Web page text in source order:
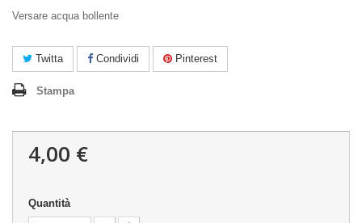
Versare acqua bollente
Twitta Condividi Pinterest
Stampa
4,00 €
Quantità